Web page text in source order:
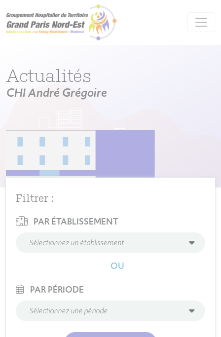
Actualités
CHI André Grégoire
Filtrer :
PAR ÉTABLISSEMENT
Sélectionnez un établissement
OU
PAR PÉRIODE
Sélectionnez une période
Panneau de gestion des cookies